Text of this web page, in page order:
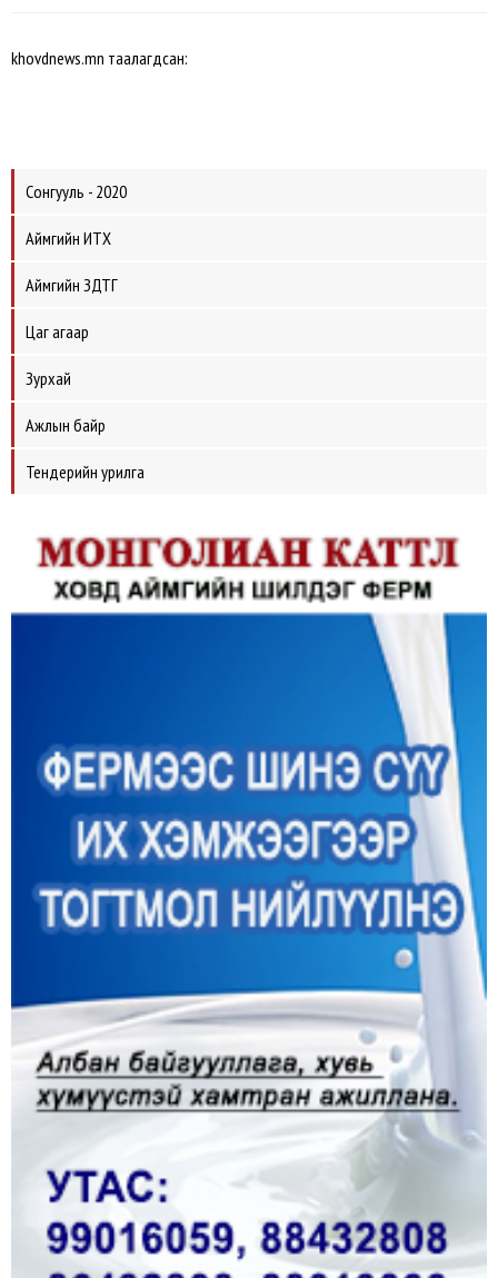
khovdnews.mn таалагдсан:
Сонгууль - 2020
Аймгийн ИТХ
Аймгийн ЗДТГ
Цаг агаар
Зурхай
Ажлын байр
Тендерийн урилга